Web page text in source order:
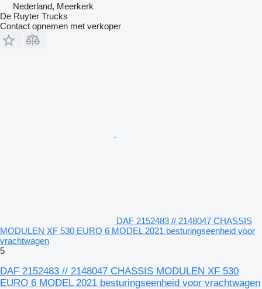
Nederland, Meerkerk
De Ruyter Trucks
Contact opnemen met verkoper
DAF 2152483 // 2148047 CHASSIS
MODULEN XF 530 EURO 6 MODEL 2021 besturingseenheid voor
vrachtwagen
5
DAF 2152483 // 2148047 CHASSIS MODULEN XF 530
EURO 6 MODEL 2021 besturingseenheid voor vrachtwagen